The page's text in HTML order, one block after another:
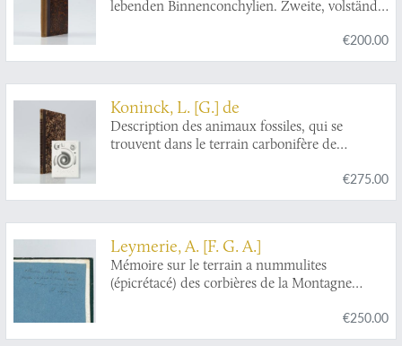
lebenden Binnenconchylien. Zweite, volständig
€200.00
Koninck, L. [G.] de
Description des animaux fossiles, qui se
trouvent dans le terrain carbonifère de
€275.00
Leymerie, A. [F. G. A.]
Mémoire sur le terrain a nummulites
(épicrétacé) des corbières de la Montagne
€250.00